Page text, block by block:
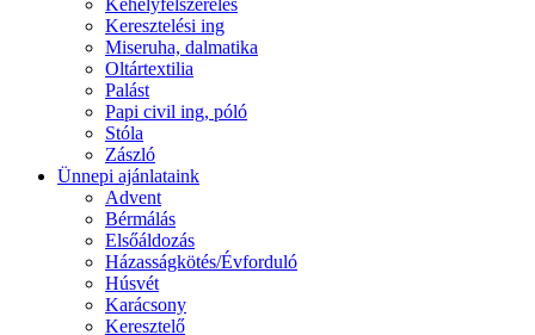
Keresztelési ing
Miseruha, dalmatika
Oltártextilia
Palást
Papi civil ing, póló
Stóla
Zászló
Ünnepi ajánlataink
Advent
Bérmálás
Elsőáldozás
Házasságkötés/Évforduló
Húsvét
Karácsony
Keresztelő